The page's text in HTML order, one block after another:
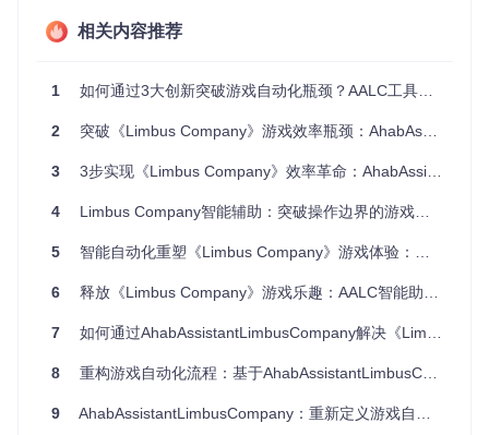
AALC的技术架构建立在"感知-决策-执行"三层模型之上，通过
模块化设计实现高稳定性与可扩展性。核心技术体系包含动态
决策引擎、多模态图像识别和自适应执行系统三大模块，共同
构成工具的智能核心。
实现资源获取最大化。该引擎通过实时分析游戏状态（如狂气
气换体系统为例，引擎会根据当前资源状况和玩家设置的策略
技术原理：决策引擎采用 有限状态机
为12种核心状态和37种过渡条件。系统通过持续评估状态转移
的收益值（如"兑换一次狂气的资源增量/时间成本比"），使用
相关内容推荐
1 如何通过3大创新突破游戏自动化瓶颈？AALC工具深度解析
2 突破《Limbus Company》游戏效率瓶颈：AhabAssistant智能辅助工具全面解析
3 3步实现《Limbus Company》效率革命：AhabAssistant智能优化指南
4 Limbus Company智能辅助：突破操作边界的游戏体验革新
5 智能自动化重塑《Limbus Company》游戏体验：从时间管理到效率优化的全面解决方案
6 释放《Limbus Company》游戏乐趣：AALC智能助手全方位自动化解决方案
7 如何通过AhabAssistantLimbusCompany解决《Limbus Company》日常任务耗时问题？
8 重构游戏自动化流程：基于AhabAssistantLimbusCompany的效率革命方法论
9 AhabAssistantLimbusCompany：重新定义游戏自动化的智能识别方法